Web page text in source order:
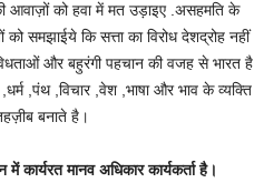
आवाज़ों को हवा में मत उड़ाइए .असहमति के
समझाईये कि सत्ता का विरोध देशद्रोह नहीं
और बहुरंगी पहचान की वजह से भारत है
,पंथ ,विचार ,वेश ,भाषा और भाव के व्यक्ति
बनाते है।
कार्यरत मानव अधिकार कार्यकर्ता है।